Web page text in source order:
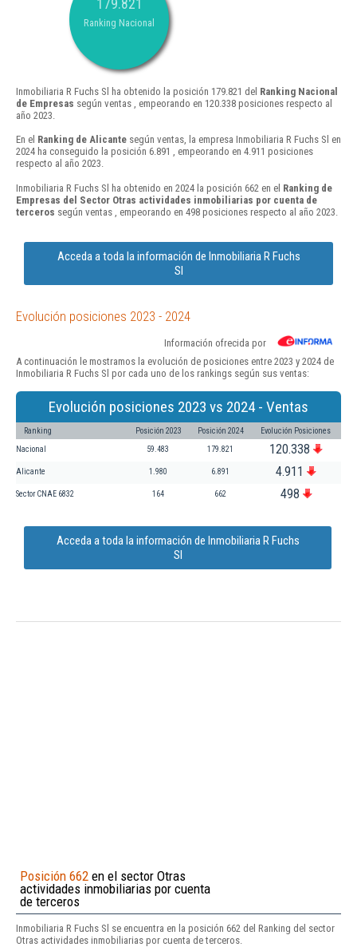
179.821
Ranking Nacional
Inmobiliaria R Fuchs Sl ha obtenido la posición 179.821 del Ranking Nacional
de Empresas según ventas , empeorando en 120.338 posiciones respecto al
año 2023.
En el Ranking de Alicante según ventas, la empresa Inmobiliaria R Fuchs Sl en
2024 ha conseguido la posición 6.891 , empeorando en 4.911 posiciones
respecto al año 2023.
Inmobiliaria R Fuchs Sl ha obtenido en 2024 la posición 662 en el Ranking de
Empresas del Sector Otras actividades inmobiliarias por cuenta de
terceros según ventas , empeorando en 498 posiciones respecto al año 2023.
Acceda a toda la información de Inmobiliaria R Fuchs
Sl
Evolución posiciones 2023 - 2024
Información ofrecida por
A continuación le mostramos la evolución de posiciones entre 2023 y 2024 de
Inmobiliaria R Fuchs Sl por cada uno de los rankings según sus ventas:
Evolución posiciones 2023 vs 2024 - Ventas
Ranking Posición 2023 Posición 2024 Evolución Posiciones
Nacional 59.483 179.821 120.338
Alicante 1.980 6.891 4.911
Sector CNAE 6832 164 662 498
Acceda a toda la información de Inmobiliaria R Fuchs
Sl
Posición 662 en el sector Otras
actividades inmobiliarias por cuenta
de terceros
Inmobiliaria R Fuchs Sl se encuentra en la posición 662 del Ranking del sector
Otras actividades inmobiliarias por cuenta de terceros.